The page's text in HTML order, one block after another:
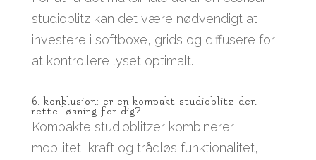
studioblitz kan det være nødvendigt at
investere i softboxe, grids og diffusere for
at kontrollere lyset optimalt.
6. konklusion: er en kompakt studioblitz den
rette løsning for dig?
Kompakte studioblitzer kombinerer
mobilitet, kraft og trådløs funktionalitet,